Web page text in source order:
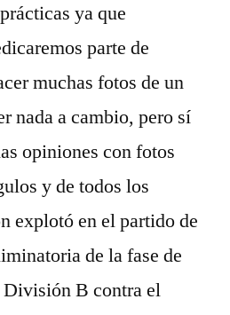
ya que
parte de
muchas fotos de un
nada a cambio, pero sí
opiniones con fotos
y de todos los
explotó en el partido de
de la fase de
División B contra el